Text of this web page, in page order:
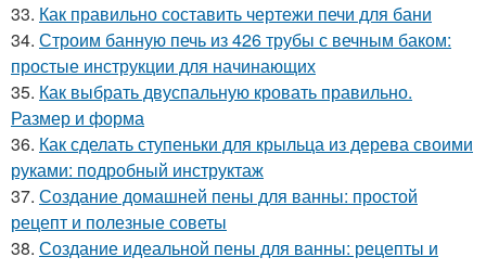
33. Как правильно составить чертежи печи для бани
34. Строим банную печь из 426 трубы с вечным баком:
простые инструкции для начинающих
35. Как выбрать двуспальную кровать правильно.
Размер и форма
36. Как сделать ступеньки для крыльца из дерева своими
руками: подробный инструктаж
37. Создание домашней пены для ванны: простой
рецепт и полезные советы
38. Создание идеальной пены для ванны: рецепты и